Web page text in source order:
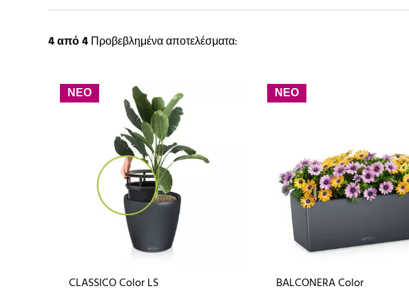
4από 4Προβεβλημένα αποτελέσματα:
ΝΕΟ
CLASSICO Color LS
ΝΕΟ
BALCONERA Color